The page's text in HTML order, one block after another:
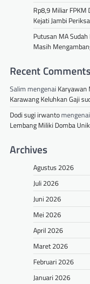
Rp8,9 Miliar FPKM
Kejati Jambi
Putusan MA
Masih
Recent Comments
Salim mengenai Karyawan
Karawang Keluhkan Gaji
Dodi sugi irwantomengenai
Lembang Miliki Domba
Archives
Agustus 2026
Juli 2026
Juni 2026
Mei 2026
April 2026
Maret 2026
Februari 2026
Januari 2026